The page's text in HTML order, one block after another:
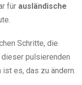
für ausländische
Schritte, die
pulsierenden
es, das zu ändern.